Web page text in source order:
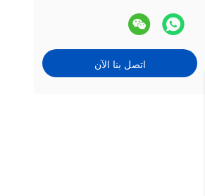
اتصل بنا الآن